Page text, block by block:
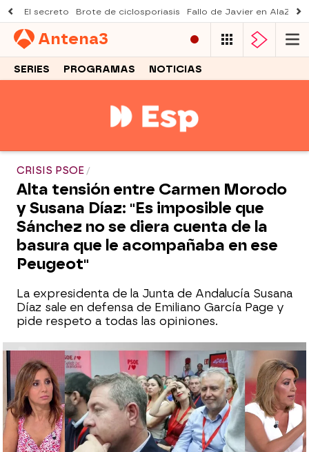
El secreto Brote de ciclosporiasis Fallo de Javier en AlaZ
Antena3
SERIES PROGRAMAS NOTICIAS
CRISIS PSOE
Alta tensión entre Carmen Morodo
y Susana Díaz: "Es imposible que
Sánchez no se diera cuenta de la
basura que le acompañaba en ese
Peugeot"
La expresidenta de la Junta de Andalucía Susana
Díaz sale en defensa de Emiliano García Page y
pide respeto a todas las opiniones.
Carmen Morodo: "Pedro Sánchez no
puede mentir más de lo que lo está
haciendo y se va a llevar el PSOE por
delante"
Page responde a las acusaciones de
Puente: "No defiendo un partido que se
vanagloria de tener un puto amo"